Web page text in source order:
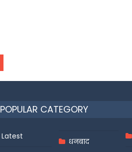
POPULAR CATEGORY
Latest
धनबाद